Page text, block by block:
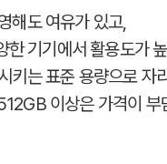
해도 여유가 있고,
한 기기에서 활용도가
키는 표준 용량으로 자
이상은 가격이